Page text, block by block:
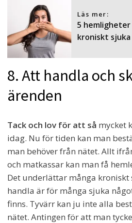
Läs mer:
5 hemligheter
kroniskt
8. Att handla och
ärenden
Tack och lov för att så mycket
idag. Nu för tiden kan man
man behöver från nätet. Allt
och matkassar kan man få
Det underlättar många kroniskt
handla är för många sjuka
finns. Tyvärr kan ju inte alla
nätet. Antingen för att man